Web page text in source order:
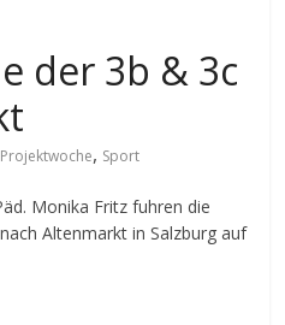
der 3b & 3c
Projektwoche, Sport
Monika Fritz fuhren die
Altenmarkt in Salzburg auf